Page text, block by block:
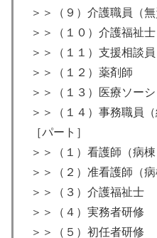
＞＞（９）介護職員（無
＞＞（１０）介護福祉
＞＞（１１）支援相談員
＞＞（１２）薬剤師
＞＞（１３）医療ソー
＞＞（１４）事務職員（
［パート］
＞＞（１）看護師（病棟
＞＞（２）准看護師（病
＞＞（３）介護福祉士
＞＞（４）実務者研修
＞＞（５）初任者研修